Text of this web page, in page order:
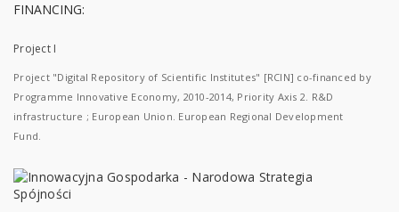
FINANCING:
Project I
Project "Digital Repository of Scientific Institutes" [RCIN] co-financed by
Programme Innovative Economy, 2010-2014, Priority Axis 2. R&D
infrastructure ; European Union. European Regional Development
Fund.